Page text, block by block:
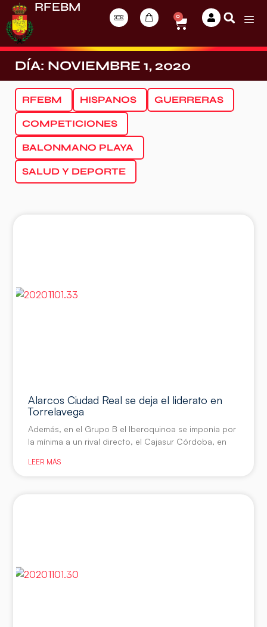
RFEBM
0
DÍA: NOVIEMBRE 1, 2020
RFEBM HISPANOS GUERRERAS
COMPETICIONES
BALONMANO PLAYA
SALUD Y DEPORTE
Alarcos Ciudad Real se deja el liderato en
Torrelavega
Además, en el Grupo B el Iberoquinoa se imponía por
la mínima a un rival directo, el Cajasur Córdoba, en
LEER MÁS